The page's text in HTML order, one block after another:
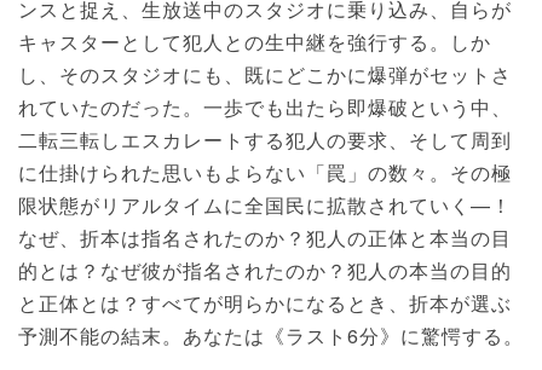
ンスと捉え、生放送中のスタジオに乗り込み、自らが
キャスターとして犯人との生中継を強行する。しか
し、そのスタジオにも、既にどこかに爆弾がセットさ
れていたのだった。一歩でも出たら即爆破という中、
二転三転しエスカレートする犯人の要求、そして周到
に仕掛けられた思いもよらない「罠」の数々。その極
限状態がリアルタイムに全国民に拡散されていく—！
なぜ、折本は指名されたのか？犯人の正体と本当の目
的とは？なぜ彼が指名されたのか？犯人の本当の目的
と正体とは？すべてが明らかになるとき、折本が選ぶ
予測不能の結末。あなたは《ラスト6分》に驚愕する。